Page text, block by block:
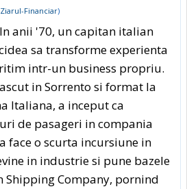
Ziarul-Financiar)
anii '70, un capitan italian
sa transforme experienta
intr-un business propriu.
in Sorrento si format la
Italiana, a inceput ca
de pasageri in compania
face o scurta incursiune in
in industrie si pune bazele
Shipping Company, pornind